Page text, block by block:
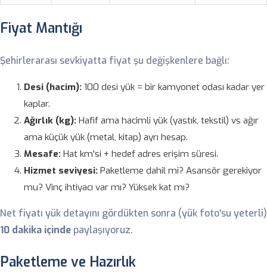
Fiyat Mantığı
Şehirlerarası sevkiyatta fiyat şu değişkenlere bağlı:
Desi (hacim): 100 desi yük = bir kamyonet odası kadar yer
kaplar.
Ağırlık (kg): Hafif ama hacimli yük (yastık, tekstil) vs ağır
ama küçük yük (metal, kitap) ayrı hesap.
Mesafe: Hat km'si + hedef adres erişim süresi.
Hizmet seviyesi: Paketleme dahil mi? Asansör gerekiyor
mu? Vinç ihtiyacı var mı? Yüksek kat mı?
Net fiyatı yük detayını gördükten sonra (yük foto'su yeterli)
10 dakika içinde paylaşıyoruz.
Paketleme ve Hazırlık